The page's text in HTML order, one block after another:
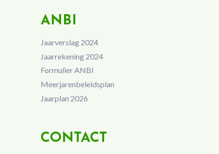
ANBI
Jaarverslag 2024
Jaarrekening 2024
Formulier ANBI
Meerjarenbeleidsplan
Jaarplan 2026
CONTACT